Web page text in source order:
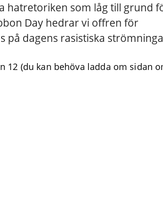
hatretoriken som låg till grund
Day hedrar vi offren för
på dagens rasistiska
12 (du kan behöva ladda om sidan